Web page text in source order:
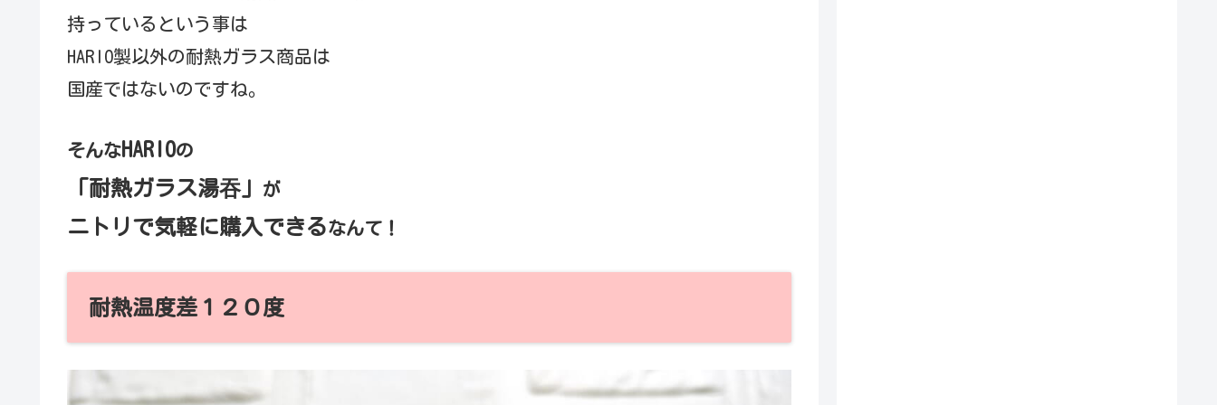
持っているという事は
HARIO製以外の耐熱ガラス商品は
国産ではないのですね。
そんな HARIOの
「耐熱ガラス湯吞」 が
ニトリで気軽に購入できるなんて！
耐熱温度差１２０度